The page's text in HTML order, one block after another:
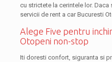
cu strictete la cerintele lor. Daca
servicii de rent a car Bucuresti
Alege Five pentru
Otopeni non-stop
Iti doresti confort, siguranta si